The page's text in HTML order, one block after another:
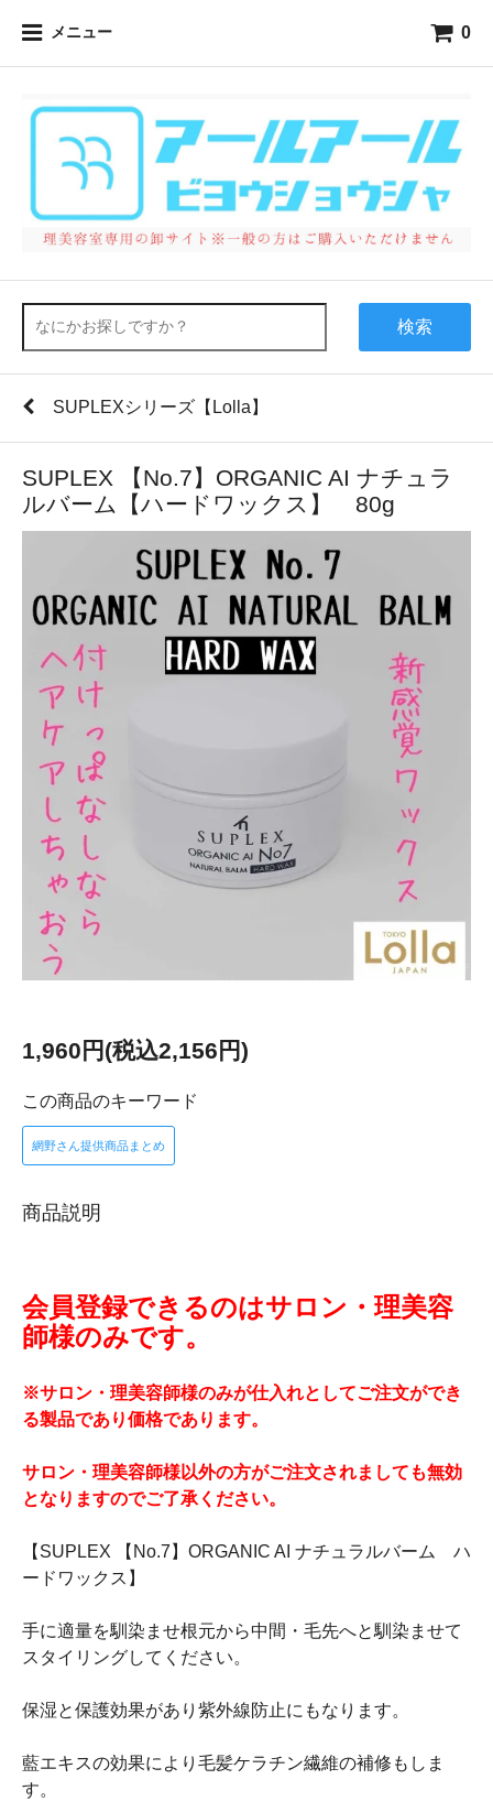
メニュー 0
検索
SUPLEXシリーズ【Lolla】
SUPLEX 【No.7】ORGANIC AI ナチュラ
ルバーム【ハードワックス】 80g
1,960円(税込2,156円)
この商品のキーワード
網野さん提供商品まとめ
商品説明
会員登録できるのはサロン・理美容
師様のみです。
※サロン・理美容師様のみが仕入れとしてご注文ができ
る製品であり価格であります。
サロン・理美容師様以外の方がご注文されましても無効
となりますのでご了承ください。
【SUPLEX 【No.7】ORGANIC AI ナチュラルバーム ハ
ードワックス】
手に適量を馴染ませ根元から中間・毛先へと馴染ませて
スタイリングしてください。
保湿と保護効果があり紫外線防止にもなります。
藍エキスの効果により毛髪ケラチン繊維の補修もしま
す。